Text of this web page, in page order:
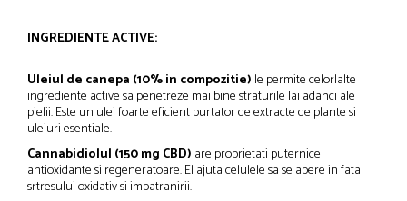
INGREDIENTE ACTIVE:
Uleiul de canepa (10% in compozitie) le permite celorlalte
ingrediente active sa penetreze mai bine straturile lai adanci ale
pielii. Este un ulei foarte eficient purtator de extracte de plante si
uleiuri esentiale.
Cannabidiolul (150 mg CBD) are proprietati puternice
antioxidante si regeneratoare. El ajuta celulele sa se apere in fata
srtresului oxidativ si imbatranirii.